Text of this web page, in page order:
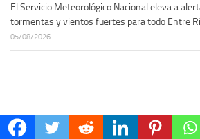
El Servicio Meteorológico Nacional eleva a
tormentas y vientos fuertes para todo Entre
05/08/2026